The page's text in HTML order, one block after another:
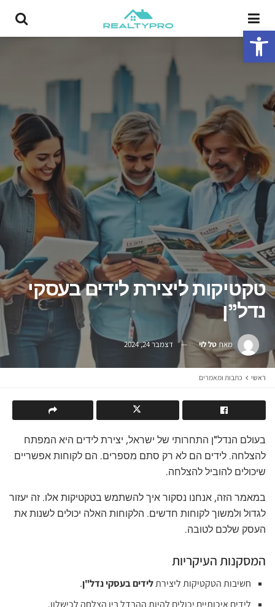
פתח סרגל נגישות
טקטיקות ליצירת לידים בעסקי
נדל"ן
מאתטל לוי דצמבר 24, 2024
ראשי כתבות ומאמרים
בעולם הנדל"ן התחרותי של ישראל, יצירת לידים היא המפתח
להצלחה. לידים הם לא רק סתם מספרים. הם לקוחות אפשריים
שיכולים להוביל להצלחה.
במאמר הזה, אנחנו נסקור איך להשתמש בטקטיקות אלו. זה יעזור
לגדול ולמשוך לקוחות חדשים. הלקוחות האלה יכולים לשנות את
העסק שלכם לטובה.
המסקנות העיקריות
חשיבות הטקטיקות ליצירתלידים בעסקי נדל"ן.